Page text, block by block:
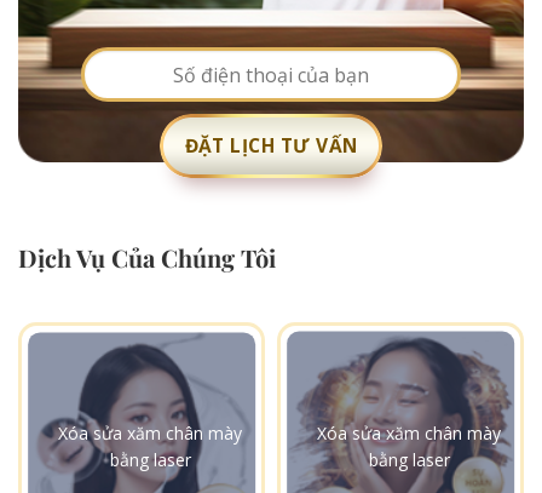
Dịch Vụ Của Chúng Tôi
Xóa sửa xăm chân mày
bằng laser
Xóa sửa xăm chân mày
bằng laser